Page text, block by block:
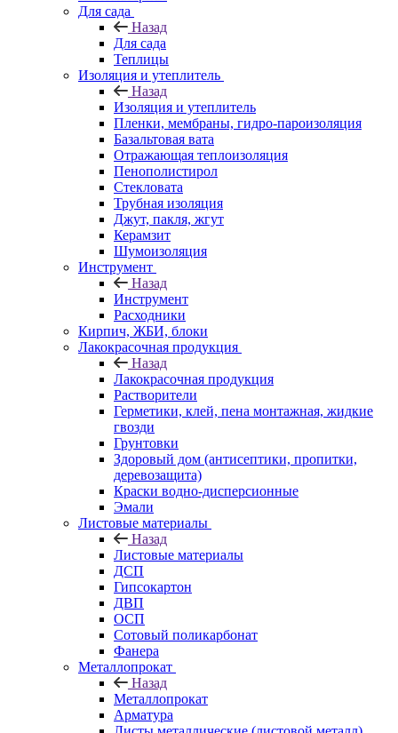
Для сада
Назад
Для сада
Теплицы
Изоляция и утеплитель
Назад
Изоляция и утеплитель
Пленки, мембраны, гидро-пароизоляция
Базальтовая вата
Отражающая теплоизоляция
Пенополистирол
Стекловата
Трубная изоляция
Джут, пакля, жгут
Керамзит
Шумоизоляция
Инструмент
Назад
Инструмент
Расходники
Кирпич, ЖБИ, блоки
Лакокрасочная продукция
Назад
Лакокрасочная продукция
Растворители
Герметики, клей, пена монтажная, жидкие
гвозди
Грунтовки
Здоровый дом (антисептики, пропитки,
деревозащита)
Краски водно-дисперсионные
Эмали
Листовые материалы
Назад
Листовые материалы
ДСП
Гипсокартон
ДВП
ОСП
Сотовый поликарбонат
Фанера
Металлопрокат
Назад
Металлопрокат
Арматура